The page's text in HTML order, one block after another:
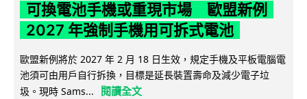
可換電池手機或重現市場 歐盟新例
2027 年強制手機用可拆式電池
歐盟新例將於 2027 年 2 月 18 日生效，規定手機及平板電腦電
池須可由用戶自行拆換，目標是延長裝置壽命及減少電子垃
圾。現時 Sams...
閱讀全文